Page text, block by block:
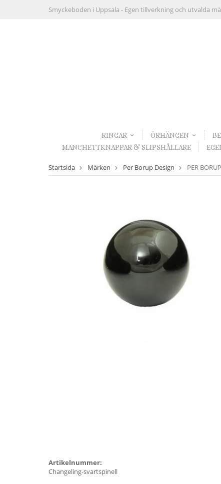
Smyckeboden i Uppsala - Egen tillverkning och utvalda
RINGAR ÖRHÄNGEN
MANCHETTKNAPPAR & SLIPSHÅLLARE
Startsida Märken Per Borup Design PER
Artikelnummer:
Changeling-svartspinell